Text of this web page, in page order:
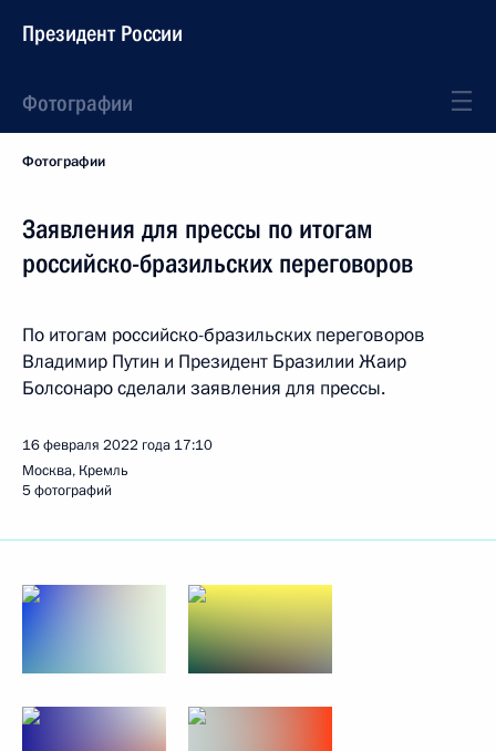
Президент России
Фотографии
Фотографии
Заявления для прессы по итогам
российско-бразильских переговоров
По итогам российско-бразильских переговоров
Владимир Путин и Президент Бразилии Жаир
Болсонаро сделали заявления для прессы.
16 февраля 2022 года 17:10
Москва, Кремль
5 фотографий